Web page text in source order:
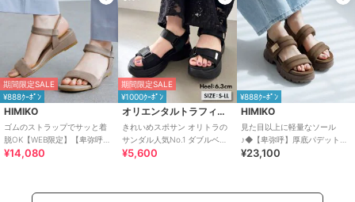
期間限定SALE
¥888ｸｰﾎﾟﾝ
HIMIKO
ゴムのストラップでサッと着
脱OK【WEB限定】【卑弥呼
26SS】ゴムストラップサンダ
¥14,080
期間限定SALE
¥1000ｸｰﾎﾟﾝ
オリエンタルトラフィック
きれいめスポサン オリトラの
サンダル人気No.1 ダブルベル
ト スポーツサンダル /42207
¥5,600
¥888ｸｰﾎﾟﾝ
HIMIKO
見た目以上に軽量なソール
♪◆【卑弥呼】厚底パデットサ
ンダル/661201
¥23,100